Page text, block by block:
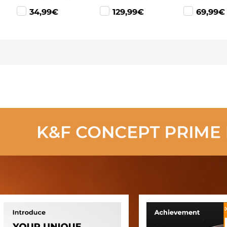
Coating en
Lensdop - Nano
34,99€
ND8 + ND64 +
ND1000 + GND8
129,99€
Filter ND8 -
ND128 (3-7
69,99€